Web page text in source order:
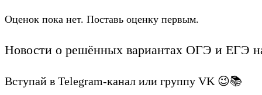
Оценок пока нет. Поставь оценку первым.
Новости о решённых вариантах ОГЭ и ЕГЭ
Вступай в Telegram-канал или группу VK 😉📚